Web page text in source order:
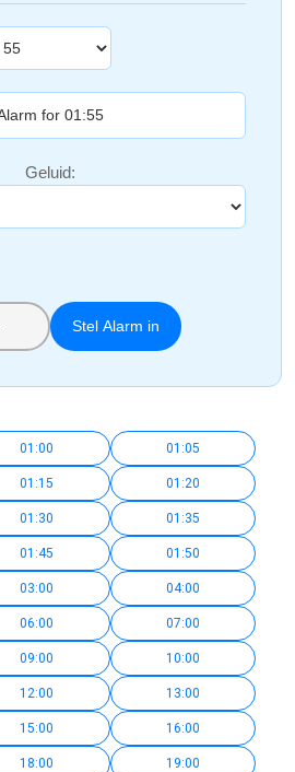
Geluid:
Stel Alarm in
01:00 01:05
01:15 01:20
01:30 01:35
01:45 01:50
03:00 04:00
06:00 07:00
09:00 10:00
12:00 13:00
15:00 16:00
18:00 19:00